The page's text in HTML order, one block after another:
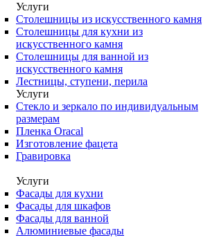
Услуги
Столешницы из искусственного камня
Столешницы для кухни из
искусственного камня
Столешницы для ванной из
искусственного камня
Лестницы, ступени, перила
Услуги
Стекло и зеркало по индивидуальным
размерам
Пленка Oracal
Изготовление фацета
Гравировка
Услуги
Фасады для кухни
Фасады для шкафов
Фасады для ванной
Алюминиевые фасады